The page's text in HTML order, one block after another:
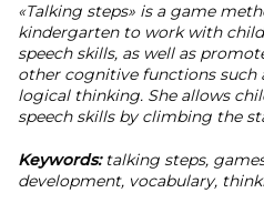
«Talking steps» is a game
kindergarten to work with
speech skills, as well as
other cognitive functions such
logical thinking. She allows
speech skills by climbing the
Keywords: talking steps,
development, vocabulary,